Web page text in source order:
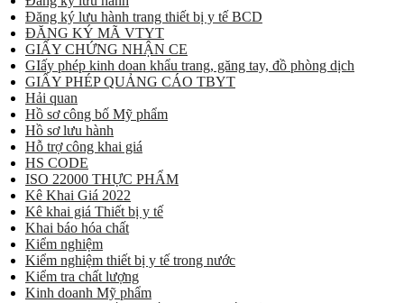
Đăng ký lưu hành trang thiết bị y tế BCD
ĐĂNG KÝ MÃ VTYT
GIẤY CHỨNG NHẬN CE
GIấy phép kinh doan khẩu trang, găng tay, đồ phòng dịch
GIẤY PHÉP QUẢNG CÁO TBYT
Hải quan
Hồ sơ công bố Mỹ phẩm
Hồ sơ lưu hành
Hỗ trợ công khai giá
HS CODE
ISO 22000 THỰC PHẨM
Kê Khai Giá 2022
Kê khai giá Thiết bị y tế
Khai báo hóa chất
Kiểm nghiệm
Kiểm nghiệm thiết bị y tế trong nước
Kiểm tra chất lượng
Kinh doanh Mỹ phẩm